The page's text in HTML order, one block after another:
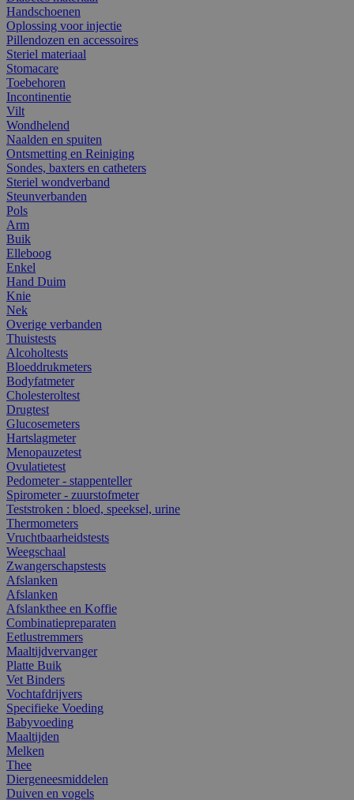
Handschoenen
Oplossing voor injectie
Pillendozen en accessoires
Steriel materiaal
Stomacare
Toebehoren
Incontinentie
Vilt
Wondhelend
Naalden en spuiten
Ontsmetting en Reiniging
Sondes, baxters en catheters
Steriel wondverband
Steunverbanden
Pols
Arm
Buik
Elleboog
Enkel
Hand Duim
Knie
Nek
Overige verbanden
Thuistests
Alcoholtests
Bloeddrukmeters
Bodyfatmeter
Cholesteroltest
Drugtest
Glucosemeters
Hartslagmeter
Menopauzetest
Ovulatietest
Pedometer - stappenteller
Spirometer - zuurstofmeter
Teststroken : bloed, speeksel, urine
Thermometers
Vruchtbaarheidstests
Weegschaal
Zwangerschapstests
Afslanken
Afslanken
Afslankthee en Koffie
Combinatiepreparaten
Eetlustremmers
Maaltijdvervanger
Platte Buik
Vet Binders
Vochtafdrijvers
Specifieke Voeding
Babyvoeding
Maaltijden
Melken
Thee
Diergeneesmiddelen
Duiven en vogels